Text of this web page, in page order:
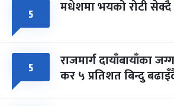
५ मधेशमा भयको रोटी
५ राजमार्ग दायाँबायाँका
कर ५ प्रतिशत बिन्दु